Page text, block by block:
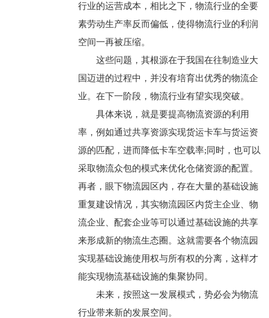
行业的运营成本，相比之下，物流行业的全要
素劳动生产率反而偏低，使得物流行业的利润
空间一再被压缩。
这些问题，其根源在于我国在往制造业大
国迈进的过程中，并没有培育出优秀的物流企
业。在下一阶段，物流行业有望实现突破。
具体来说，就是要提高物流资源的利用
率，例如通过共享资源实现货运卡车与货运资
源的匹配，进而降低卡车空载率;同时，也可以
采取物流众包的模式来优化仓储资源的配置。
再者，眼下物流园区内，存在大量的基础设施
重复建设情况，其实物流园区内货主企业、物
流企业、配套企业等可以通过基础设施的共享
来形成新的物流生态圈。这就需要各个物流园
实现基础设施使用权与所有权的分离，这样才
能实现物流基础设施的集聚协同。
未来，按照这一发展模式，势必会为物流
行业带来新的发展空间。